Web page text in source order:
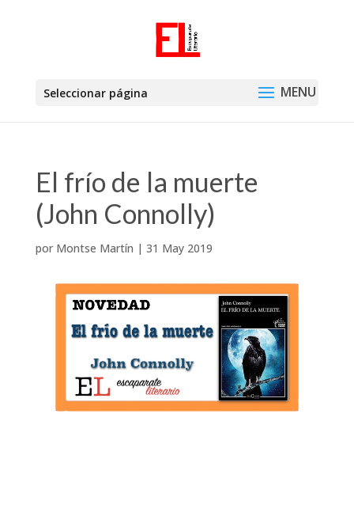
Seleccionar página
El frío de la muerte
(John Connolly)
por Montse Martín | 31 May 2019